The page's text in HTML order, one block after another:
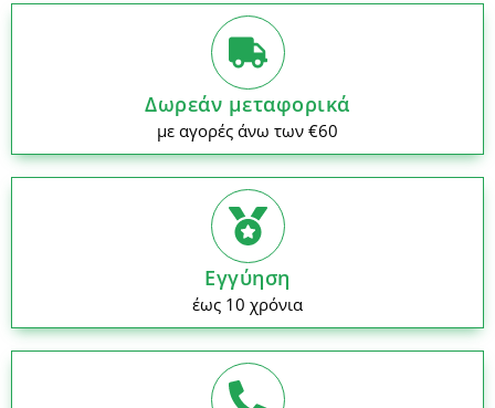
Δωρεάν μεταφορικά
με αγορές άνω των €60
Εγγύηση
έως 10 χρόνια